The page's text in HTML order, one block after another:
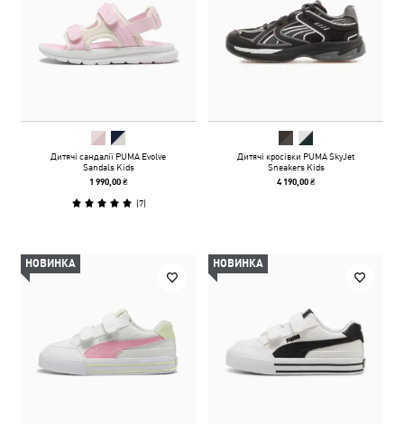
Дитячі сандалії PUMA Evolve
Sandals Kids
1 990,00 ₴
(7)
Дитячі кросівки PUMA SkyJet
Sneakers Kids
4 190,00 ₴
НОВИНКА НОВИНКА